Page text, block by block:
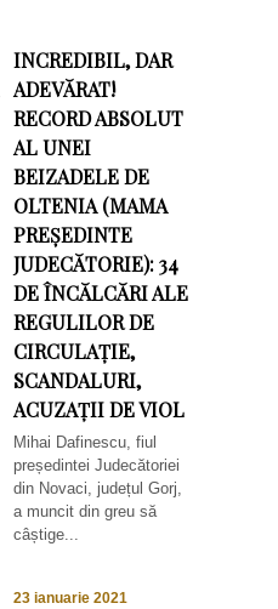
INCREDIBIL, DAR
ADEVĂRAT!
RECORD ABSOLUT
AL UNEI
BEIZADELE DE
OLTENIA (MAMA
PREȘEDINTE
JUDECĂTORIE): 34
DE ÎNCĂLCĂRI ALE
REGULILOR DE
CIRCULAȚIE,
SCANDALURI,
ACUZAȚII DE VIOL
Mihai Dafinescu, fiul
președintei Judecătoriei
din Novaci, județul Gorj,
a muncit din greu să
câștige...
23 ianuarie 2021